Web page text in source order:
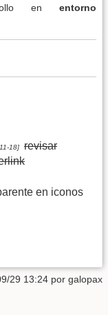
en entorno
18]
revisar
en iconos
29 13:24 por galopax